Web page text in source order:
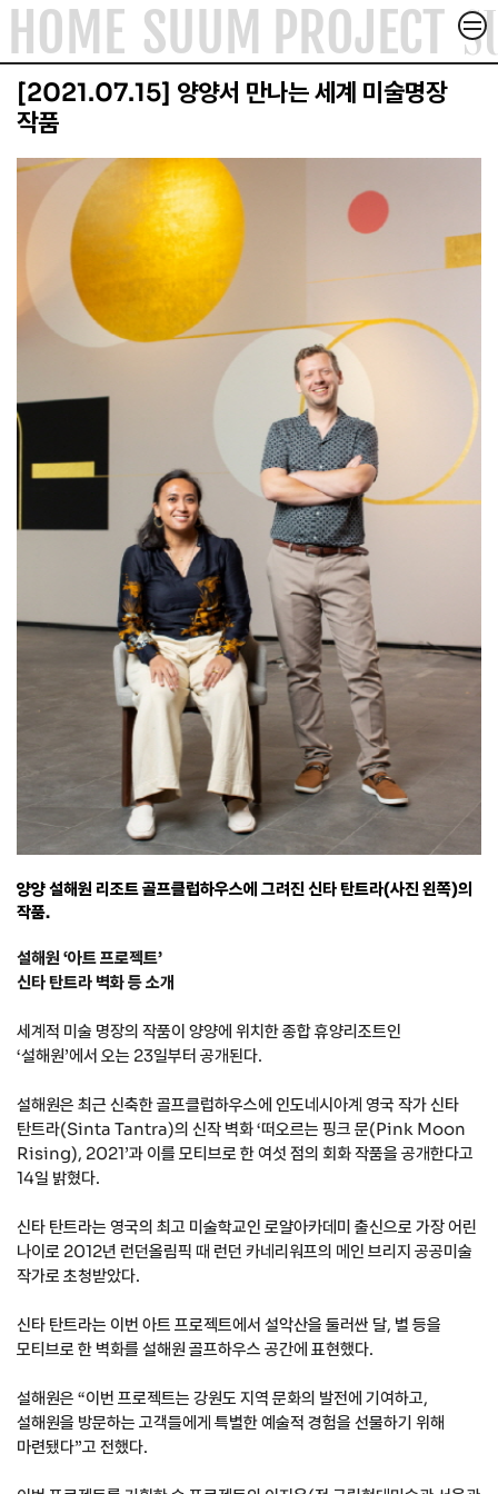
컨텐츠로
건너뛰기
SUUM PROJECT
SUUM X
ACADEMY & FORUM
ABOUT
ARTICLE
CONTACT
HOME SUUM PROJECT
[2021.07.15] 양양서 만나는 세계 미술명장
작품
양양 설해원 리조트 골프클럽하우스에 그려진 신타 탄트라(사진 왼쪽)의
작품.
설해원 ‘아트 프로젝트’
신타 탄트라 벽화 등 소개
세계적 미술 명장의 작품이 양양에 위치한 종합 휴양리조트인
‘설해원’에서 오는 23일부터 공개된다.
설해원은 최근 신축한 골프클럽하우스에 인도네시아계 영국 작가 신타
탄트라(Sinta Tantra)의 신작 벽화 ‘떠오르는 핑크 문(Pink Moon
Rising), 2021’과 이를 모티브로 한 여섯 점의 회화 작품을 공개한다고
14일 밝혔다.
신타 탄트라는 영국의 최고 미술학교인 로얄아카데미 출신으로 가장 어린
나이로 2012년 런던올림픽 때 런던 카네리워프의 메인 브리지 공공미술
작가로 초청받았다.
신타 탄트라는 이번 아트 프로젝트에서 설악산을 둘러싼 달, 별 등을
모티브로 한 벽화를 설해원 골프하우스 공간에 표현했다.
설해원은 “이번 프로젝트는 강원도 지역 문화의 발전에 기여하고,
설해원을 방문하는 고객들에게 특별한 예술적 경험을 선물하기 위해
마련됐다”고 전했다.